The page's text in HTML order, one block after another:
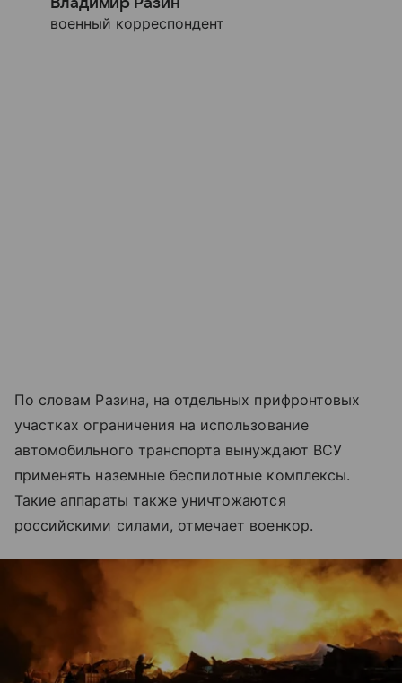
военный корреспондент
По словам Разина, на отдельных прифронтовых
участках ограничения на использование
автомобильного транспорта вынуждают ВСУ
применять наземные беспилотные комплексы.
Такие аппараты также уничтожаются
российскими силами, отмечает военкор.